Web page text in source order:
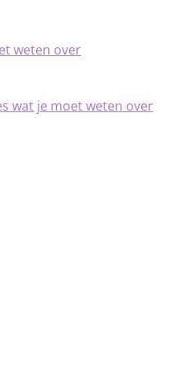
weten over
wat je moet weten over